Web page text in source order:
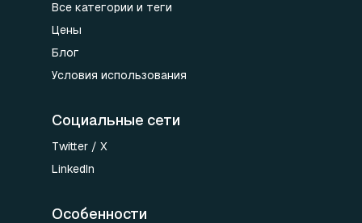
Все категории и теги
Цены
Блог
Условия использования
Социальные сети
Twitter / X
LinkedIn
Особенности